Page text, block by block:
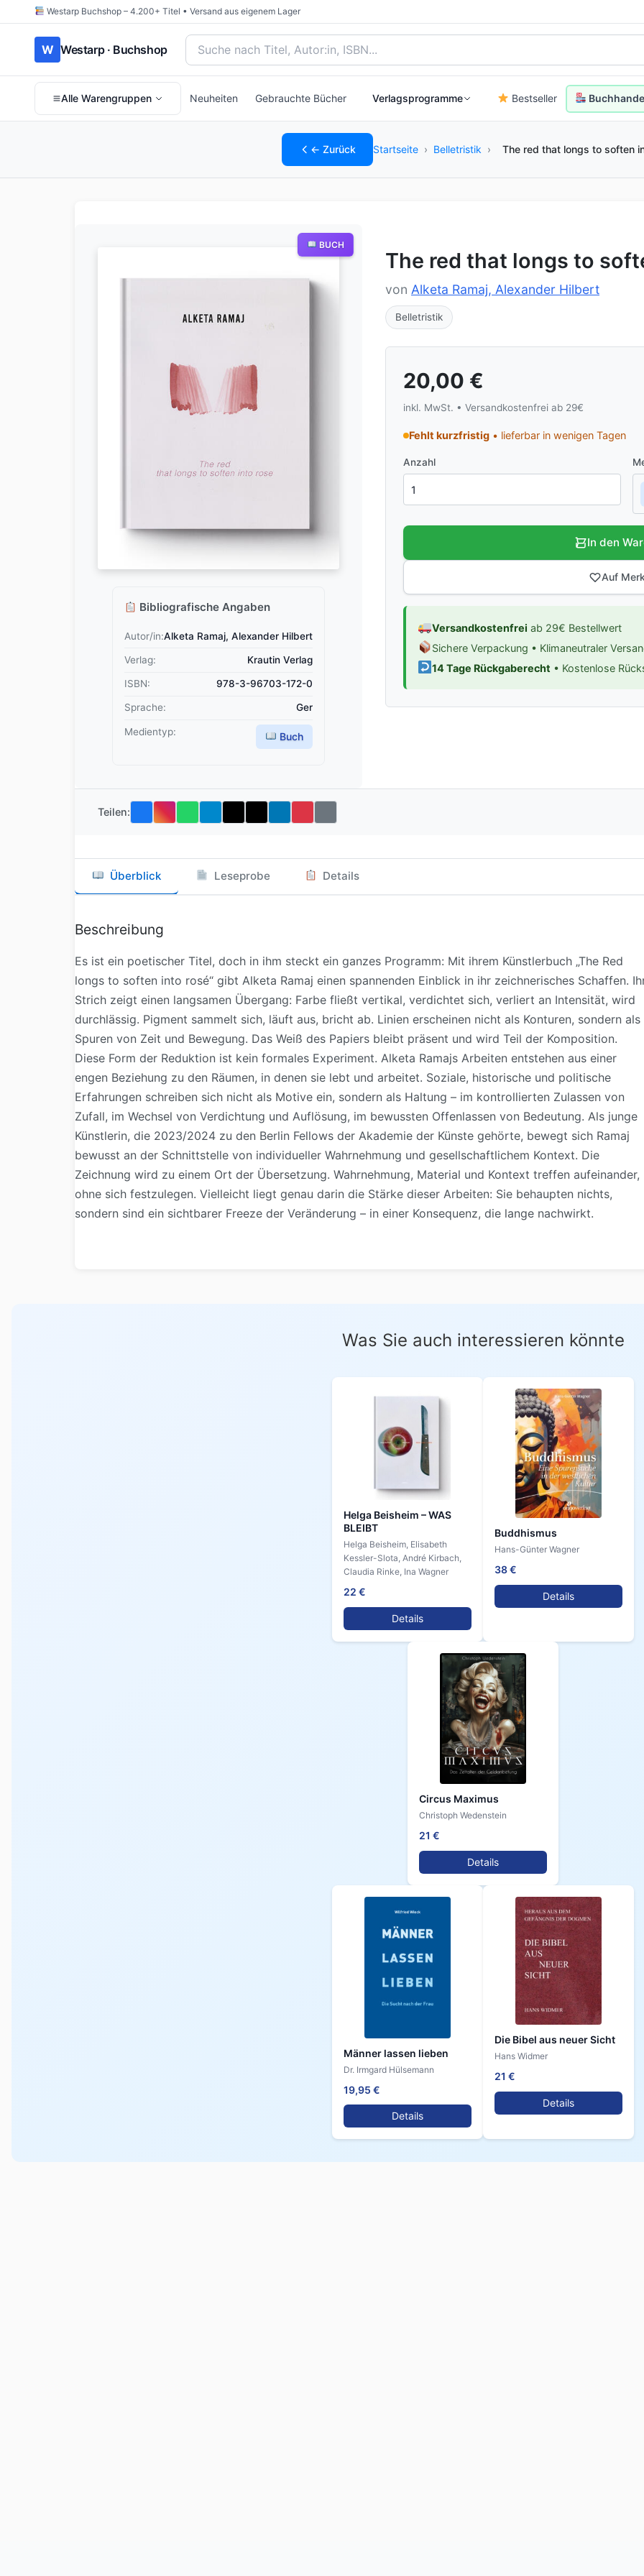
Westarp Buchshop – 4.200+ Titel • Versand aus eigenem Lager
W Westarp · Buchshop Bücher suchen nach Titel, Autor:in oder ISBN
Alle Warengruppen Neuheiten Gebrauchte Bücher Verlagsprogramme Bestseller
← Zurück Startseite › Belletristik › The red that longs to soften
Bibliografische Angaben
Autor/in:Alketa Ramaj, Alexander Hilbert
Verlag: Krautin Verlag
ISBN: 978-3-96703-172-0
Sprache: Ger
Medientyp: Buch
BUCH
The red that longs to
von Alketa Ramaj, Alexander Hilbert
Belletristik
20,00 €
inkl. MwSt. • Versandkostenfrei ab 29€
Fehlt kurzfristig • lieferbar in wenigen Tagen
Anzahl
In den
Auf
Versandkostenfrei ab 29€ Bestellwert
Sichere Verpackung • Klimaneutraler
14 Tage Rückgaberecht • Kostenlose
Teilen:
Überblick Leseprobe Details
Beschreibung
Es ist ein poetischer Titel, doch in ihm steckt ein ganzes Programm: Mit ihrem Künstlerbuch „The Red
longs to soften into rosé“ gibt Alketa Ramaj einen spannenden Einblick in ihr zeichnerisches Schaffen.
Strich zeigt einen langsamen Übergang: Farbe fließt vertikal, verdichtet sich, verliert an Intensität, wird
durchlässig. Pigment sammelt sich, läuft aus, bricht ab. Linien erscheinen nicht als Konturen, sondern als
Spuren von Zeit und Bewegung. Das Weiß des Papiers bleibt präsent und wird Teil der Komposition.
Diese Form der Reduktion ist kein formales Experiment. Alketa Ramajs Arbeiten entstehen aus einer
engen Beziehung zu den Räumen, in denen sie lebt und arbeitet. Soziale, historische und politische
Erfahrungen schreiben sich nicht als Motive ein, sondern als Haltung – im kontrollierten Zulassen von
Zufall, im Wechsel von Verdichtung und Auflösung, im bewussten Offenlassen von Bedeutung. Als junge
Künstlerin, die 2023/2024 zu den Berlin Fellows der Akademie der Künste gehörte, bewegt sich Ramaj
bewusst an der Schnittstelle von individueller Wahrnehmung und gesellschaftlichem Kontext. Die
Zeichnung wird zu einem Ort der Übersetzung. Wahrnehmung, Material und Kontext treffen aufeinander,
ohne sich festzulegen. Vielleicht liegt genau darin die Stärke dieser Arbeiten: Sie behaupten nichts,
sondern sind ein sichtbarer Freeze der Veränderung – in einer Konsequenz, die lange nachwirkt.
Was Sie auch interessieren könnte
Helga Beisheim – WAS
BLEIBT
Helga Beisheim, Elisabeth
Kessler-Slota, André Kirbach,
Claudia Rinke, Ina Wagner
22 €
Details
Buddhismus
Hans-Günter Wagner
38 €
Details
Circus Maximus
Christoph Wedenstein
21 €
Details
Männer lassen lieben
Dr. Irmgard Hülsemann
19,95 €
Details
Die Bibel aus neuer Sicht
Hans Widmer
21 €
Details